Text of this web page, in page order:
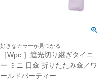
好きなカラーが見つかる
［Wpc.］遮光切り継ぎタイニ
ー ミニ 日傘 折りたたみ傘／ワ
ールドパーティー